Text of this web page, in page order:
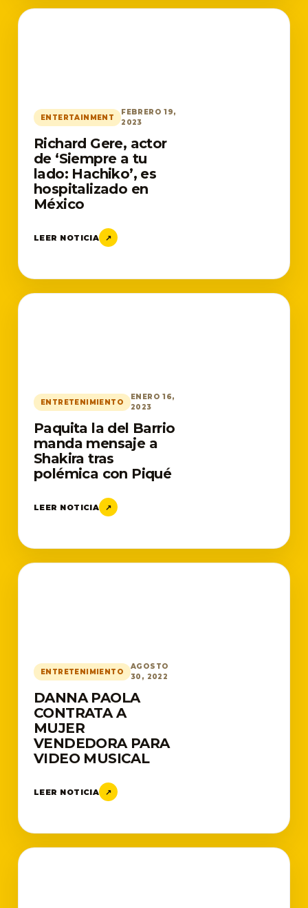
ENTERTAINMENT
FEBRERO 19,
2023
Richard Gere, actor
de ‘Siempre a tu
lado: Hachiko’, es
hospitalizado en
México
LEER NOTICIA ↗
ENTRETENIMIENTO
ENERO 16,
2023
Paquita la del Barrio
manda mensaje a
Shakira tras
polémica con Piqué
LEER NOTICIA ↗
ENTRETENIMIENTO
AGOSTO
30, 2022
DANNA PAOLA
CONTRATA A
MUJER
VENDEDORA PARA
VIDEO MUSICAL
LEER NOTICIA ↗